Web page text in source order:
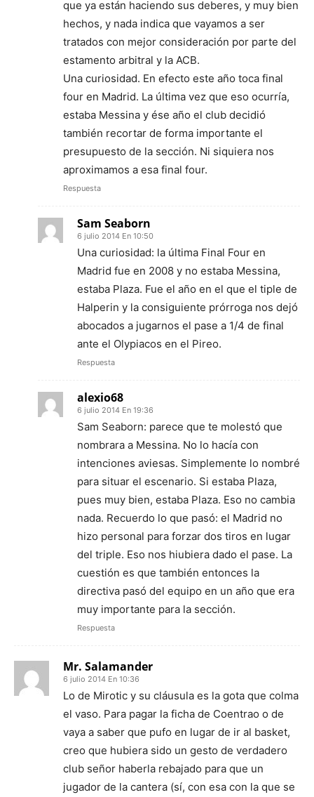
que ya están haciendo sus deberes, y muy bien
hechos, y nada indica que vayamos a ser
tratados con mejor consideración por parte del
estamento arbitral y la ACB.
Una curiosidad. En efecto este año toca final
four en Madrid. La última vez que eso ocurría,
estaba Messina y ése año el club decidió
también recortar de forma importante el
presupuesto de la sección. Ni siquiera nos
aproximamos a esa final four.
Respuesta
Sam Seaborn
6 julio 2014 En 10:50
Una curiosidad: la última Final Four en
Madrid fue en 2008 y no estaba Messina,
estaba Plaza. Fue el año en el que el tiple de
Halperin y la consiguiente prórroga nos dejó
abocados a jugarnos el pase a 1/4 de final
ante el Olypiacos en el Pireo.
Respuesta
alexio68
6 julio 2014 En 19:36
Sam Seaborn: parece que te molestó que
nombrara a Messina. No lo hacía con
intenciones aviesas. Simplemente lo nombré
para situar el escenario. Si estaba Plaza,
pues muy bien, estaba Plaza. Eso no cambia
nada. Recuerdo lo que pasó: el Madrid no
hizo personal para forzar dos tiros en lugar
del triple. Eso nos hiubiera dado el pase. La
cuestión es que también entonces la
directiva pasó del equipo en un año que era
muy importante para la sección.
Respuesta
Mr. Salamander
6 julio 2014 En 10:36
Lo de Mirotic y su cláusula es la gota que colma
el vaso. Para pagar la ficha de Coentrao o de
vaya a saber que pufo en lugar de ir al basket,
creo que hubiera sido un gesto de verdadero
club señor haberla rebajado para que un
jugador de la cantera (sí, con esa con la que se